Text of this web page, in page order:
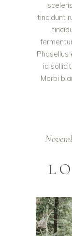
tincidunt
Phasellus
id
Morbi